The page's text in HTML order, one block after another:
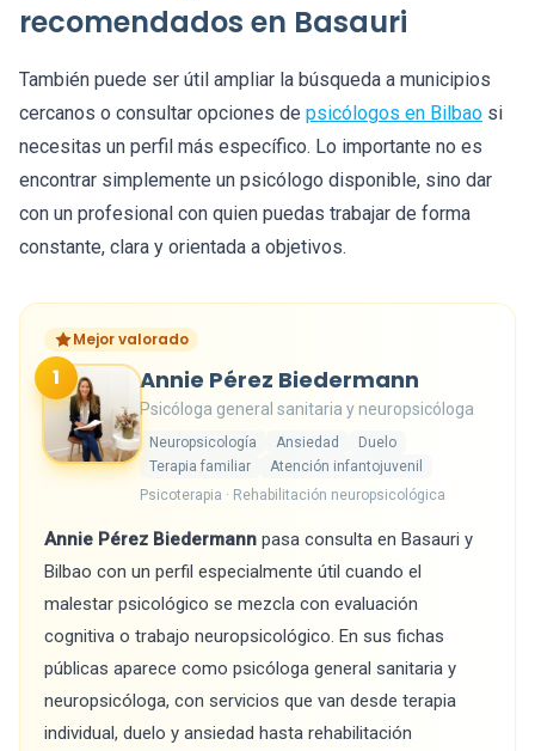
recomendados en Basauri
También puede ser útil ampliar la búsqueda a municipios
cercanos o consultar opciones de psicólogos en Bilbao si
necesitas un perfil más específico. Lo importante no es
encontrar simplemente un psicólogo disponible, sino dar
con un profesional con quien puedas trabajar de forma
constante, clara y orientada a objetivos.
Mejor valorado
1 Annie Pérez Biedermann
Psicóloga general sanitaria y neuropsicóloga
Neuropsicología Ansiedad
Duelo
Terapia familiar
Atención infantojuvenil
Psicoterapia · Rehabilitación neuropsicológica
Annie Pérez Biedermann pasa consulta en Basauri y
Bilbao con un perfil especialmente útil cuando el
malestar psicológico se mezcla con evaluación
cognitiva o trabajo neuropsicológico. En sus fichas
públicas aparece como psicóloga general sanitaria y
neuropsicóloga, con servicios que van desde terapia
individual, duelo y ansiedad hasta rehabilitación